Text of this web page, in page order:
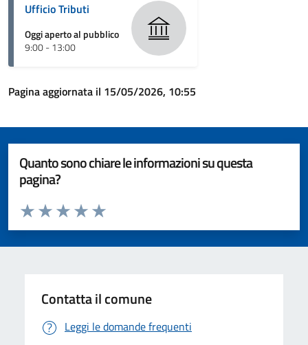
Ufficio Tributi
Oggi aperto al pubblico
9:00 - 13:00
Pagina aggiornata il 15/05/2026, 10:55
Quanto sono chiare le informazioni su questa
pagina?
Valuta da 1 a 5 stelle la pagina
Valuta 5 stelle su 5
Valuta 4 stelle su 5
Valuta 3 stelle su 5
Valuta 2 stelle su 5
Valuta 1 stelle su 5
Contatta il comune
Leggi le domande frequenti